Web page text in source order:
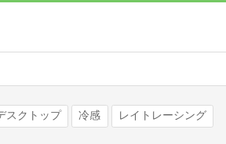
スクトップ 冷感 レイトレーシング